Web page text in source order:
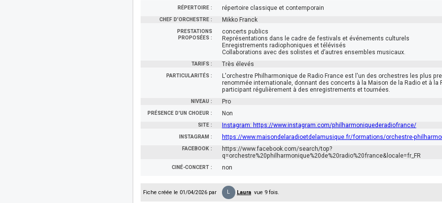
RÉPERTOIRE : répertoire classique et contemporain
CHEF D’ORCHESTRE : Mikko Franck
PRESTATIONS
PROPOSÉES :
concerts publics
Représentations dans le cadre de festivals et événements culturels
Enregistrements radiophoniques et télévisés
Collaborations avec des solistes et d’autres ensembles musicaux.
TARIFS : Très élevés
PARTICULARITÉS :
L'orchestre Philharmonique de Radio France est l'un des orchestres les plus
renommée internationale, donnant des concerts à la Maison de la Radio et à la
participant régulièrement à des enregistrements et tournées.
NIVEAU : Pro
PRÉSENCE D'UN CHOEUR : Non
SITE : Instagram: https://www.instagram.com/philharmoniquederadiofrance/
INSTAGRAM : https://www.maisondelaradioetdelamusique.fr/formations/orchestre-
FACEBOOK :
https://www.facebook.com/search/top?
q=orchestre%20philharmonique%20de%20radio%20france&locale=fr_FR
CINÉ-CONCERT : non
Fiche créée le 01/04/2026 par L Laura vue 9 fois.